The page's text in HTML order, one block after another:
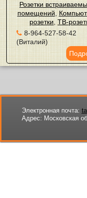
Розетки
помещений
розетки ,ТВ-
8-964-527-58-42
(Виталий)
Электронная почта:
Адрес: Московская